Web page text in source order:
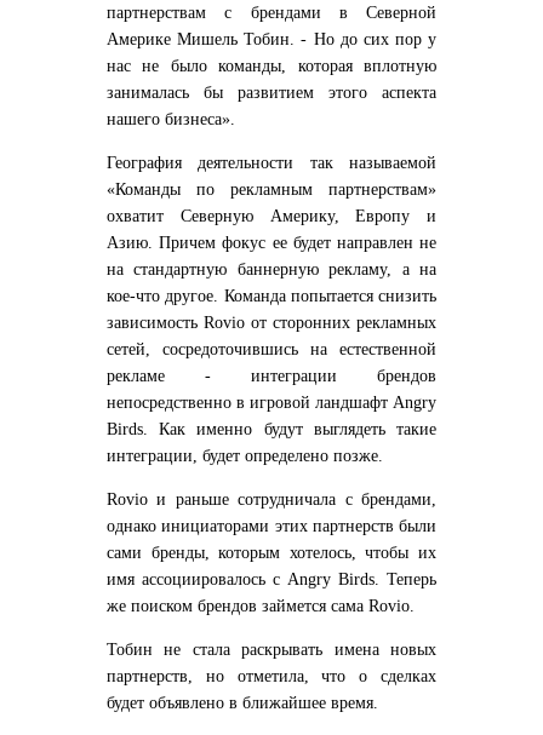
партнерствам с брендами в Северной
Америке Мишель Тобин. - Но до сих пор у
нас не было команды, которая вплотную
занималась бы развитием этого аспекта
нашего бизнеса».
География деятельности так называемой
«Команды по рекламным партнерствам»
охватит Северную Америку, Европу и
Азию. Причем фокус ее будет направлен не
на стандартную баннерную рекламу, а на
кое-что другое. Команда попытается снизить
зависимость Rovio от сторонних рекламных
сетей, сосредоточившись на естественной
рекламе - интеграции брендов
непосредственно в игровой ландшафт Angry
Birds. Как именно будут выглядеть такие
интеграции, будет определено позже.
Rovio и раньше сотрудничала с брендами,
однако инициаторами этих партнерств были
сами бренды, которым хотелось, чтобы их
имя ассоциировалось с Angry Birds. Теперь
же поиском брендов займется сама Rovio.
Тобин не стала раскрывать имена новых
партнерств, но отметила, что о сделках
будет объявлено в ближайшее время.